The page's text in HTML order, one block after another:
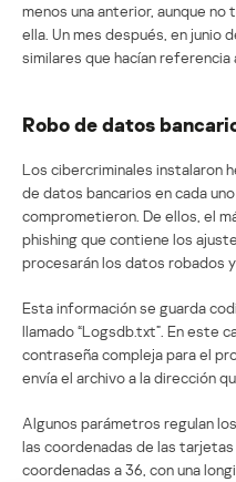
menos una anterior, aunque
ella. Un mes después, en junio
similares que hacían
Robo de datos
Los cibercriminales instalaron
de datos bancarios en cada
comprometieron. De ellos, el
phishing que contiene los
procesarán los datos robados
Esta información se guarda
llamado “Logsdb.txt”. En este
contraseña compleja para el
envía el archivo a la dirección
Algunos parámetros regulan
las coordenadas de las
coordenadas a 36, con una